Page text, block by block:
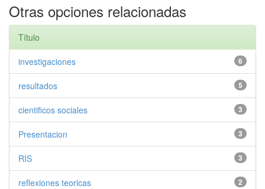
Otras opciones relacionadas
Título
6
investigaciones
5
resultados
3
cientificos sociales
3
Presentacion
3
RIS
2
reflexiones teoricas